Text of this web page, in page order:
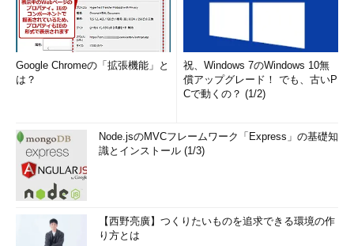
Google Chromeの「拡張機能」と
は？
祝、Windows 7のWindows 10無
償アップグレード！ でも、古いP
Cで動くの？ (1/2)
Node.jsのMVCフレームワーク「Express」の基礎知
識とインストール (1/3)
【西野亮廣】つくりたいものを追求できる環境の作
り方とは